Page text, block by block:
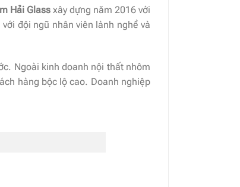
Hải Glassxây dựng năm 2016 với
với đội ngũ nhân viên lành nghề và
Ngoài kinh doanh nội thất nhôm
hàng bộc lộ cao. Doanh nghiệp